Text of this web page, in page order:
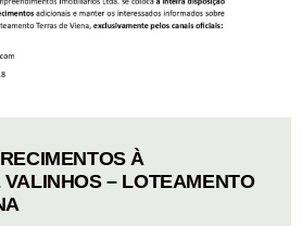
À
– LOTEAMENTO